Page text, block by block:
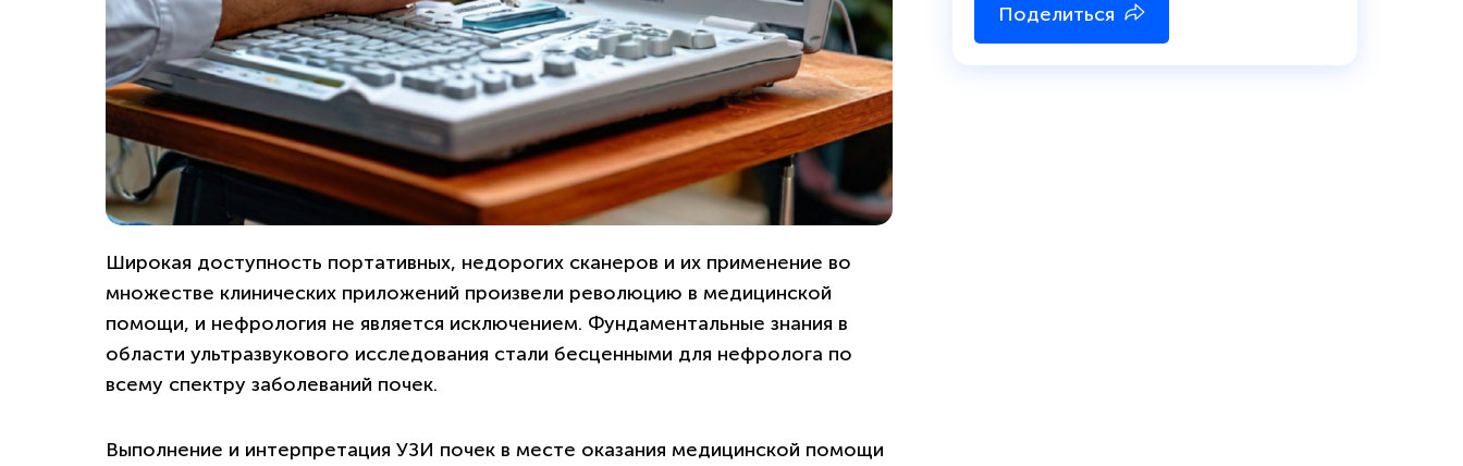
Широкая доступность портативных, недорогих сканеров и их применение во
множестве клинических приложений произвели революцию в медицинской
помощи, и нефрология не является исключением. Фундаментальные знания в
области ультразвукового исследования стали бесценными для нефролога по
всему спектру заболеваний почек.
Выполнение и интерпретация УЗИ почек в месте оказания медицинской помощи
Поделиться